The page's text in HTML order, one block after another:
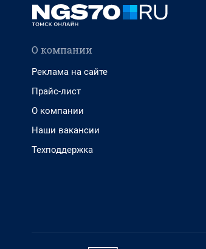
О компании
Реклама на сайте
Прайс-лист
О компании
Наши вакансии
Техподдержка